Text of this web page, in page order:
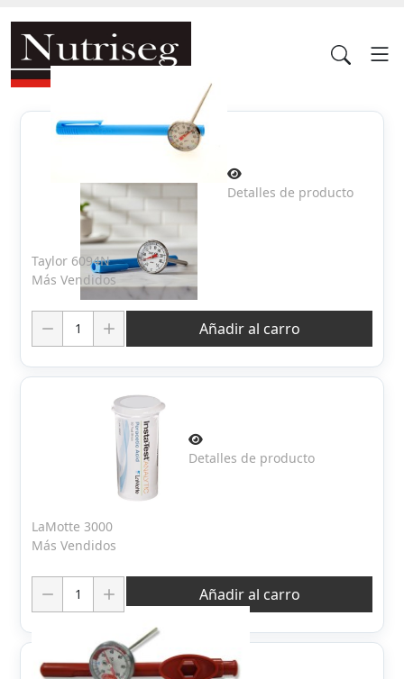
Detalles de producto
Taylor 6094N
Más Vendidos
Añadir al carro
Detalles de producto
LaMotte 3000
Más Vendidos
Añadir al carro